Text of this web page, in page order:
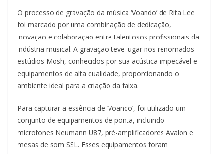
O processo de gravação da música ‘Voando’ de Rita Lee
foi marcado por uma combinação de dedicação,
inovação e colaboração entre talentosos profissionais da
indústria musical. A gravação teve lugar nos renomados
estúdios Mosh, conhecidos por sua acústica impecável e
equipamentos de alta qualidade, proporcionando o
ambiente ideal para a criação da faixa.
Para capturar a essência de ‘Voando’, foi utilizado um
conjunto de equipamentos de ponta, incluindo
microfones Neumann U87, pré-amplificadores Avalon e
mesas de som SSL. Esses equipamentos foram